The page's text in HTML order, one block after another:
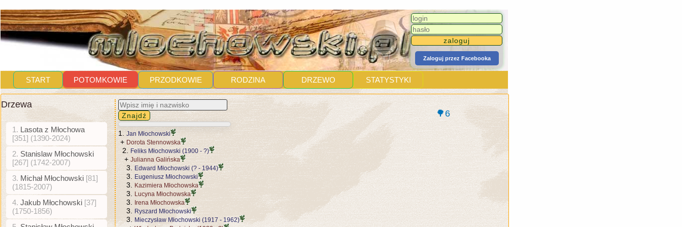
Zaloguj przez Facebooka
START POTOMKOWIE PRZODKOWIE RODZINA DRZEWO STATYSTYKI
Drzewa
1. Lasota z Młochowa
[351] (1390-2024)
2. Stanislaw Młochowski
[267] (1742-2007)
3. Michał Młochowski [81]
(1815-2007)
4. Jakub Młochowski [37]
(1750-1856)
🌳6
1. Jan Młochowski
+ Dorota Stennowska
2.Feliks Młochowski (1900 - ?)
+Julianna Galińska
3. Edward Młochowski (? - 1944)
3. Eugeniusz Młochowski
3. Kazimiera Młochowska
3. Lucyna Młochowska
3. Irena Młochowska
3. Ryszard Młochowski
3. Mieczysław Młochowski (1917 - 1962)